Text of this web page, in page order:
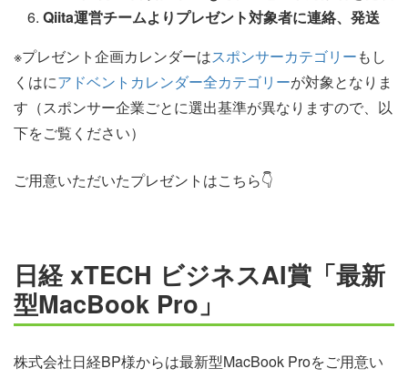
Qiita運営チームよりプレゼント対象者に連絡、発送
※プレゼント企画カレンダーはスポンサーカテゴリーもし
くはにアドベントカレンダー全カテゴリーが対象となりま
す（スポンサー企業ごとに選出基準が異なりますので、以
下をご覧ください）
ご用意いただいたプレゼントはこちら👇
日経 xTECH ビジネスAI賞「最新
型MacBook Pro」
株式会社日経BP様からは最新型MacBook Proをご用意い